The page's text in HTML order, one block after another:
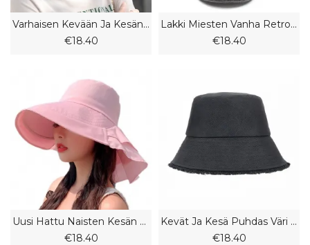
Varhaisen Kevään Ja Kesän Suojakasvot Anti-Ultraviolettia Pyöräilevä Äiti Tyhjä Aurinkohattu
€18.40
Lakki Miesten Vanha Retro Baseball-Lippis Naisten Yksivärinen Vaalea Lautalippis Ulkokäyttöön Aurinkovarjo Huipulla
€18.40
Uusi Hattu Naisten Kesän Kaulansuoja Kalastajahattu Ulkona Ratsastusaurinkohattu
€18.40
Kevät Ja Kesä Puhdas Väri Makea Hattu Hapsuinen Ämpärihattu Leveälierinen Pesuallashattu Pyöreä Kasvot Pieni Kalastajahattu
€18.40